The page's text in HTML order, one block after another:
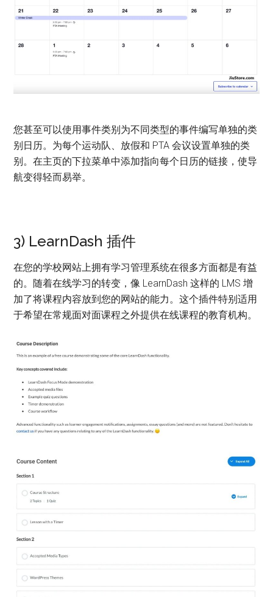
您甚至可以使用事件类别为不同类型的事件编写单独的类
别日历。为每个运动队、放假和 PTA 会议设置单独的类
别。在主页的下拉菜单中添加指向每个日历的链接，使导
航变得轻而易举。
3) LearnDash 插件
在您的学校网站上拥有学习管理系统在很多方面都是有益
的。随着在线学习的转变，像 LearnDash 这样的 LMS 增
加了将课程内容放到您的网站的能力。这个插件特别适用
于希望在常规面对面课程之外提供在线课程的教育机构。